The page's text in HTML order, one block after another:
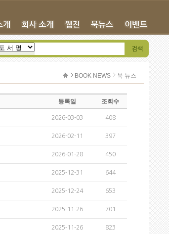
BOOK NEWS 북 뉴스
등록일 조회수
2026-03-03 408
2026-02-11 397
2026-01-28 450
2025-12-31 644
2025-12-24 653
2025-11-26 701
2025-11-26 823